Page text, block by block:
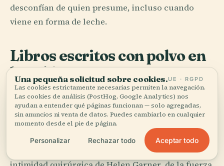
desconfían de quien presume, incluso cuando
viene en forma de leche.
Libros escritos con polvo en
la cubierta
La literatura australiana no pide afecto. Da por
supuesto el clima primero, la distancia después y
las personas en tercer lugar, y aun entonces las
observa con una ceja levantada. Por eso importa.
De las abrasiones espirituales de Patrick White a la
Una pequeña solicitud sobre cookies.UE · RGPD
Las cookies estrictamente necesarias permiten la navegación.
Las cookies de análisis (PostHog, Google Analytics) nos
ayudan a entender qué páginas funcionan — solo agregadas,
sin anuncios ni venta de datos. Puedes cambiarlo en cualquier
momento desde el pie de página.
Personalizar Rechazar todo Aceptar todo